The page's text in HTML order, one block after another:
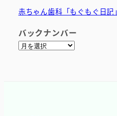
赤ちゃん歯科「もぐもぐ日記」
バックナンバー
ア